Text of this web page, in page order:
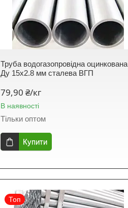
Труба водогазопровідна оцинкована
Ду 15х2.8 мм сталева ВГП
79,90 ₴/кг
В наявності
Тільки оптом
Купити
Топ